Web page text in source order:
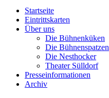
Startseite
Eintrittskarten
Über uns
Die Bühnenküken
Die Bühnenspatzen
Die Nesthocker
Theater Sülldorf
Presseinformationen
Archiv